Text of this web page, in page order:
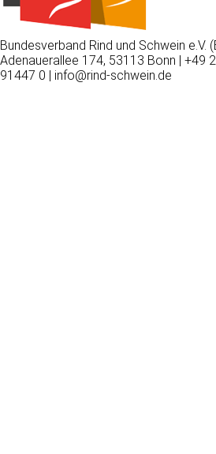
Bundesverband Rind und Schwein e.V.
Adenauerallee 174, 53113 Bonn | +49
91447 0 | info@rind-schwein.de